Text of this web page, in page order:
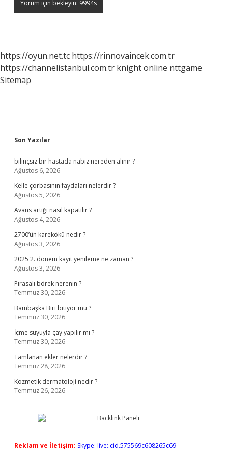
https://oyun.net.tc https://rinnovaincek.com.tr
https://channelistanbul.com.tr knight online nttgame
Sitemap
Sidebar
Son Yazılar
bilinçsiz bir hastada nabız nereden alınır ?
Ağustos 6, 2026
Kelle çorbasının faydaları nelerdir ?
Ağustos 5, 2026
Avans artığı nasıl kapatılır ?
Ağustos 4, 2026
2700’ün karekökü nedir ?
Ağustos 3, 2026
2025 2. dönem kayıt yenileme ne zaman ?
Ağustos 3, 2026
Pırasalı börek nerenin ?
Temmuz 30, 2026
Bambaşka Biri bitiyor mu ?
Temmuz 30, 2026
İçme suyuyla çay yapılır mı ?
Temmuz 30, 2026
Tamlanan ekler nelerdir ?
Temmuz 28, 2026
Kozmetik dermatoloji nedir ?
Temmuz 26, 2026
Reklam ve İletişim: Skype: live:.cid.575569c608265c69